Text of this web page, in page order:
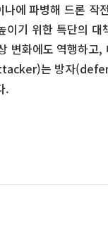
나에 파병해 드론
기 위한 특단의
변화에도 역행하
는 방자
.